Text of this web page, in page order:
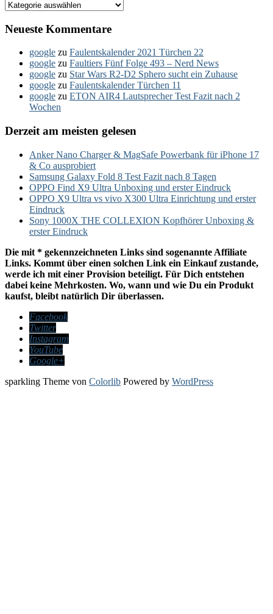
Kategorien
Neueste Kommentare
google zu Faulentskalender 2021 Türchen 22
google zu Faultiers Fünf Folge 493 – Nerd News
google zu Star Wars R2-D2 Sphero sucht ein Zuhause
google zu Faulentskalender Türchen 11
google zu ETON AIR4 Lautsprecher Test Fazit nach 2
Wochen
Derzeit am meisten gelesen
Anker Nano Charger & MagSafe Powerbank für iPhone 17
& Co ausprobiert
Samsung Galaxy Fold 8 Test Fazit nach 8 Tagen
OPPO Find X9 Ultra Unboxing und erster Eindruck
OPPO X9 Ultra vs vivo X300 Ultra Einrichtung und erster
Eindruck
Sony 1000X THE COLLEXION Kopfhörer Unboxing &
erster Eindruck
Die mit * gekennzeichneten Links sind sogenannte Affiliate
Links. Kommt über einen solchen Link ein Einkauf zustande,
werde ich mit einer Provision beteiligt. Für Dich entstehen
dabei keine Mehrkosten. Wo, wann und wie Du ein Produkt
kaufst, bleibt natürlich Dir überlassen.
Facebook
Twitter
Instagram
YouTube
Google+
sparkling Theme von Colorlib Powered by WordPress